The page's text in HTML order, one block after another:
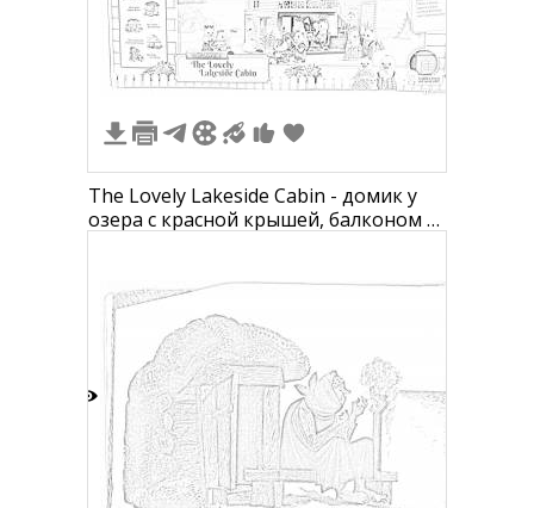
The Lovely Lakeside Cabin - домик у
озера с красной крышей, балконом и